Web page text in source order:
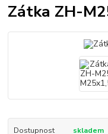
Zátka ZH-
Dostupnost skladem